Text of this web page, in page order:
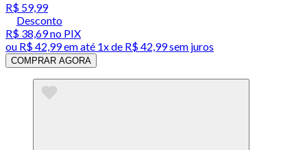
R$ 59,99
Desconto
R$ 38,69no PIX
ou R$ 42,99em até 1x de R$ 42,99sem juros
COMPRAR AGORA